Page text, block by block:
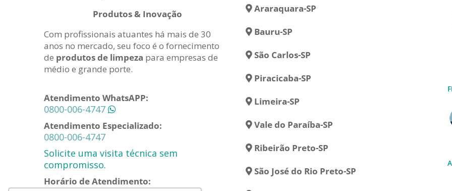
Produtos & Inovação
Com profissionais atuantes há mais de 30
anos no mercado, seu foco é o fornecimento
de produtos de limpeza para empresas de
médio e grande porte.
Atendimento WhatsAPP:
0800-006-4747
Atendimento Especializado:
0800-006-4747
Solicite uma visita técnica sem
compromisso.
Horário de Atendimento:
Araraquara-SP
Bauru-SP
São Carlos-SP
Piracicaba-SP
Limeira-SP
Vale do Paraíba-SP
Ribeirão Preto-SP
São José do Rio Preto-SP